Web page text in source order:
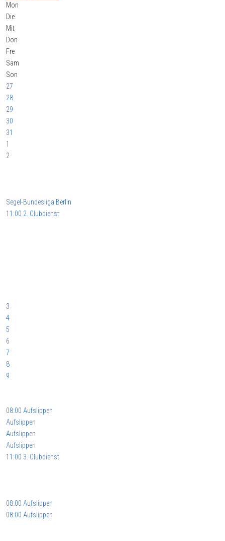
Mon
Die
Mit
Don
Fre
Sam
Son
27
28
29
30
31
1
2
Segel-Bundesliga Berlin
11:00 2. Clubdienst
3
4
5
6
7
8
9
08:00 Aufslippen
Aufslippen
Aufslippen
Aufslippen
11:00 3. Clubdienst
08:00 Aufslippen
08:00 Aufslippen